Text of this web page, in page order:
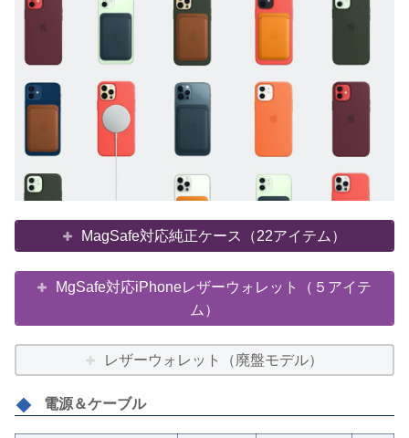
MagSafe対応純正ケース（22アイテム）
MgSafe対応iPhoneレザーウォレット（５アイテ
ム）
レザーウォレット（廃盤モデル）
電源＆ケーブル